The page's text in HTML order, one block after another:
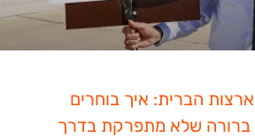
הברית: איך בוחרים
שלא מתפרקת בדרך